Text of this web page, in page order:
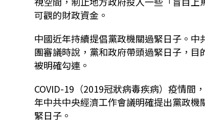
可觀的財政資金。
中國近年持續提倡黨政機關過緊日子。
團審議時說，黨和政府帶頭過緊日子，
被明確勾連。
COVID-19（2019冠狀病毒疾病）疫情間
年中共中央經濟工作會議明確提出黨政
緊日子。